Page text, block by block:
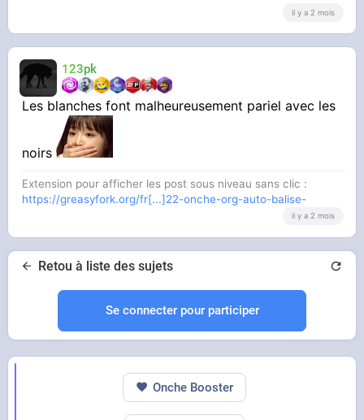
il y a 2 mois
123pk
Les blanches font malheureusement pariel avec les
noirs
Extension pour afficher les post sous niveau sans clic :
https://greasyfork.org/fr[...]22-onche-org-auto-balise-
il y a 2 mois
Retou à liste des sujets
Se connecter pour participer
Onche Booster